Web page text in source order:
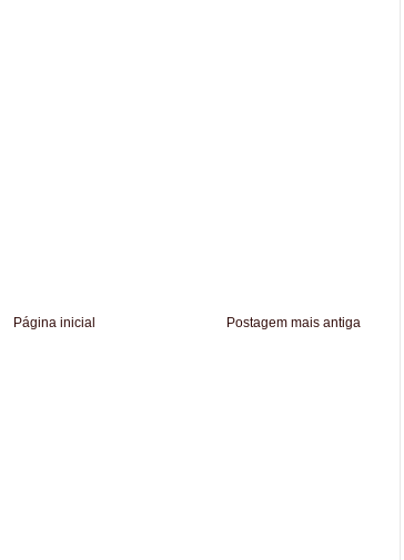
Postagem mais antiga
Página inicial